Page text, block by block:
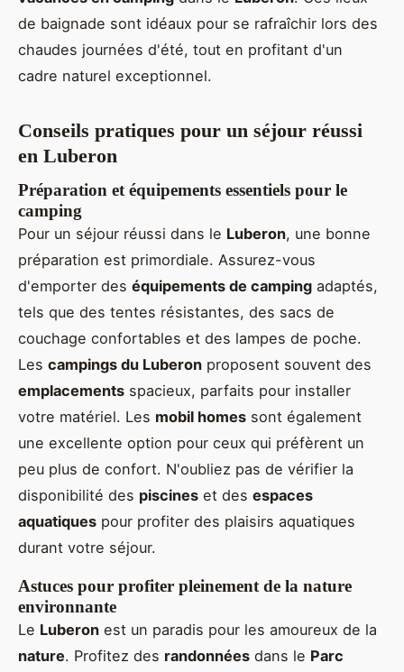
de baignade sont idéaux pour se rafraîchir lors des
chaudes journées d'été, tout en profitant d'un
cadre naturel exceptionnel.
Conseils pratiques pour un séjour réussi
en Luberon
Préparation et équipements essentiels pour le
camping
Pour un séjour réussi dans le Luberon, une bonne
préparation est primordiale. Assurez-vous
d'emporter des équipements de camping adaptés,
tels que des tentes résistantes, des sacs de
couchage confortables et des lampes de poche.
Les campings du Luberon proposent souvent des
emplacements spacieux, parfaits pour installer
votre matériel. Les mobil homes sont également
une excellente option pour ceux qui préfèrent un
peu plus de confort. N'oubliez pas de vérifier la
disponibilité des piscines et des espaces
aquatiques pour profiter des plaisirs aquatiques
durant votre séjour.
Astuces pour profiter pleinement de la nature
environnante
Le Luberon est un paradis pour les amoureux de la
nature. Profitez des randonnées dans le Parc